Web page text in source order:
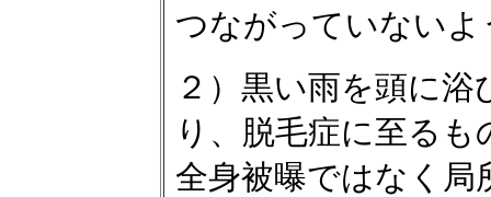
つながっていない
２）黒い雨を頭に
り、脱毛症に至る
全身被曝ではなく局